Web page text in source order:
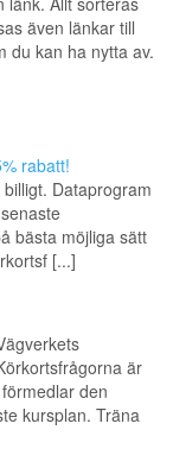
även länkar till
du kan ha nytta av.
rabatt!
Dataprogram
bästa möjliga sätt
[...]
är
den
kursplan. Träna